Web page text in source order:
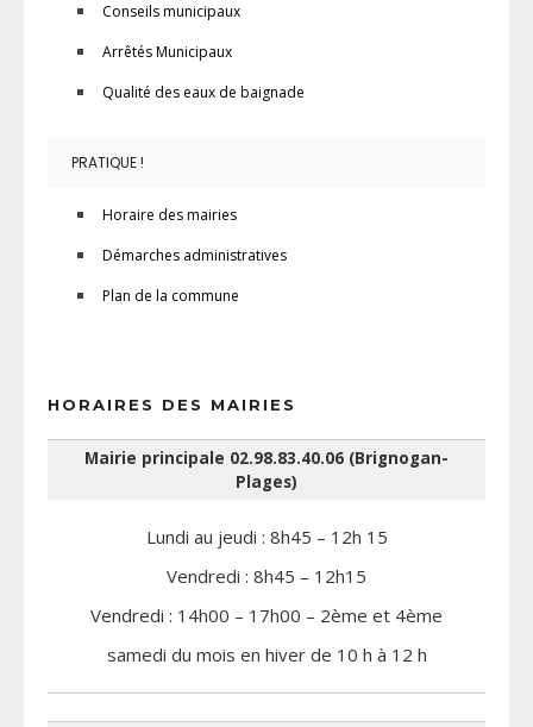
Conseils municipaux
Arrêtés Municipaux
Qualité des eaux de baignade
PRATIQUE !
Horaire des mairies
Démarches administratives
Plan de la commune
HORAIRES DES MAIRIES
Mairie principale 02.98.83.40.06 (Brignogan-
Plages)
Lundi au jeudi : 8h45 – 12h 15
Vendredi : 8h45 – 12h15
Vendredi : 14h00 – 17h00 – 2ème et 4ème
samedi du mois en hiver de 10 h à 12 h